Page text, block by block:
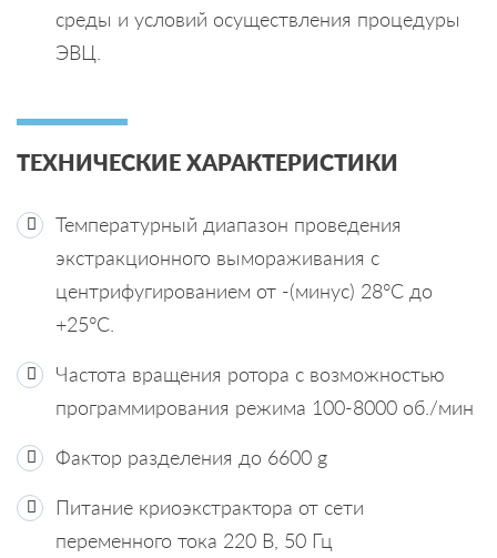
среды и условий осуществления процедуры
ЭВЦ.
ТЕХНИЧЕСКИЕ ХАРАКТЕРИСТИКИ
Температурный диапазон проведения
экстракционного вымораживания с
центрифугированием от -(минус) 28°С до
+25°С.
Частота вращения ротора с возможностью
программирования режима 100-8000 об./мин
Фактор разделения до 6600 g
Питание криоэкстрактора от сети
переменного тока 220 В, 50 Гц